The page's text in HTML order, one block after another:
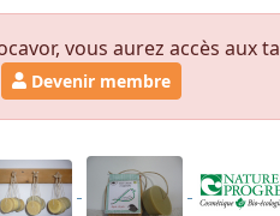
vous aurez accès aux
Devenir membre